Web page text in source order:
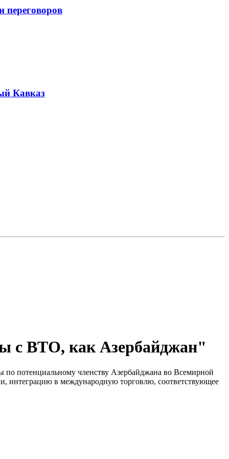
переговоров
Кавказ
с ВТО, как Азербайджан"
потенциальному членству Азербайджана во Всемирной
интеграцию в международную торговлю, соответствующее